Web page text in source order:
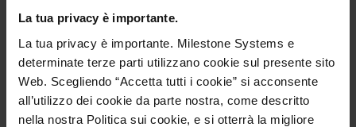
La tua privacy è importante.
La tua privacy è importante. Milestone Systems e
determinate terze parti utilizzano cookie sul presente sito
Web. Scegliendo “Accetta tutti i cookie” si acconsente
all’utilizzo dei cookie da parte nostra, come descritto
nella nostra Politica sui cookie, e si otterrà la migliore
Lettore di schede SD
USB 3.2 Tipo C Gen2 (10 Gbps) con
condivisione dell'alimentazione
USB 3.2 Tipo A Gen2 (10 Gbps) con
condivisione dell'alimentazione